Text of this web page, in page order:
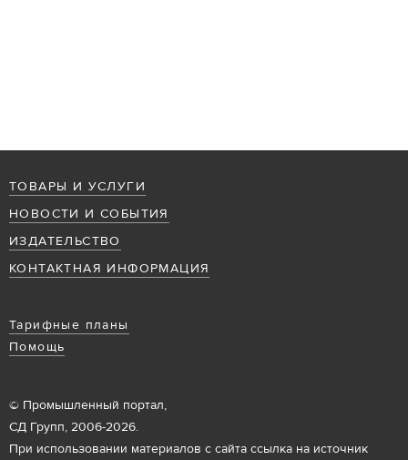
ТОВАРЫ И УСЛУГИ
НОВОСТИ И СОБЫТИЯ
ИЗДАТЕЛЬСТВО
КОНТАКТНАЯ ИНФОРМАЦИЯ
Тарифные планы
Помощь
© Промышленный портал,
СД Групп, 2006-2026.
При использовании материалов с сайта ссылка на источник